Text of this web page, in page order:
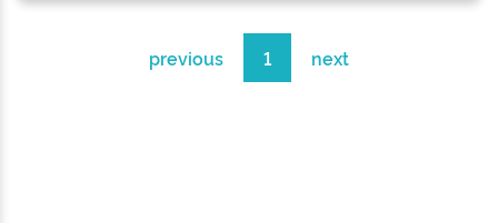
previous 1 next